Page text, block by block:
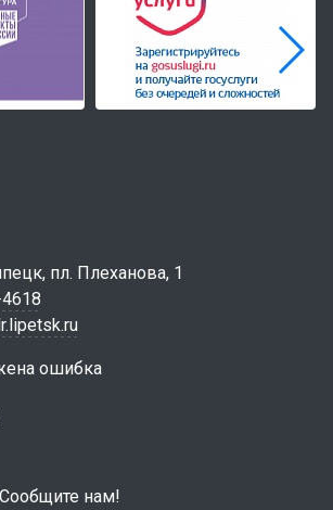
пл. Плеханова, 1
ошибка
нам!